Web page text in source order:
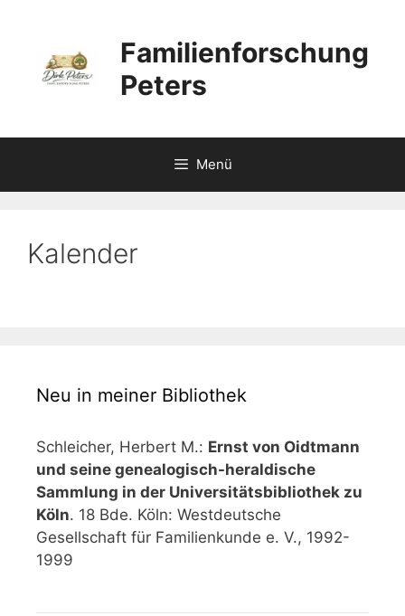
springen
Familienforschung
Peters
Menü
Kalender
Neu in meiner Bibliothek
Schleicher, Herbert M.: Ernst von Oidtmann
und seine genealogisch-heraldische
Sammlung in der Universitätsbibliothek zu
Köln. 18 Bde. Köln: Westdeutsche
Gesellschaft für Familienkunde e. V., 1992-
1999